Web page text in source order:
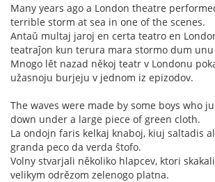
Many years ago a London theatre
terrible storm at sea in one of the scenes.
Antaŭ multaj jaroj en certa teatro en
teatraĵon kun terura mara stormo dum unu
Mnogo lět nazad někoj teatr v Londonu
užasnoju burjeju v jednom iz epizodov.
The waves were made by some boys who
down under a large piece of green cloth.
La ondojn faris kelkaj knaboj, kiuj saltadis
granda peco da verda ŝtofo.
Volny stvarjali několiko hlapcev, ktori
velikym odrězom zelenogo platna.